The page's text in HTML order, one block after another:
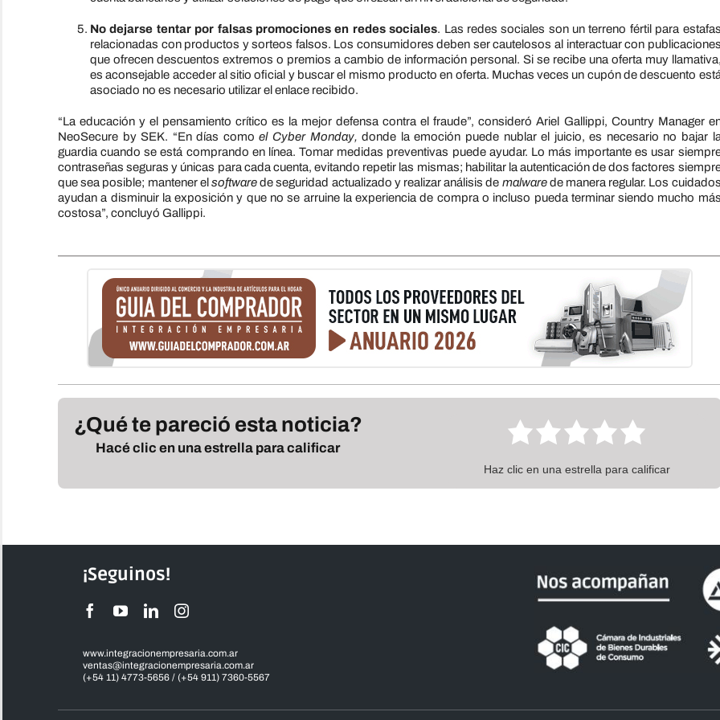
No dejarse tentar por falsas promociones en redes sociales. Las redes sociales son un terreno fértil para estafas
relacionadas con productos y sorteos falsos. Los consumidores deben ser cautelosos al interactuar con publicaciones
que ofrecen descuentos extremos o premios a cambio de información personal. Si se recibe una oferta muy llamativa,
es aconsejable acceder al sitio oficial y buscar el mismo producto en oferta. Muchas veces un cupón de descuento está
asociado no es necesario utilizar el enlace recibido.
“La educación y el pensamiento crítico es la mejor defensa contra el fraude”, consideró Ariel Gallippi, Country Manager
NeoSecure by SEK. “En días comoel Cyber Monday, donde la emoción puede nublar el juicio, es necesario no bajar la
guardia cuando se está comprando en línea. Tomar medidas preventivas puede ayudar. Lo más importante es usar
contraseñas seguras y únicas para cada cuenta, evitando repetir las mismas; habilitar la autenticación de dos factores
que sea posible; mantener el softwarede seguridad actualizado y realizar análisis de malwarede manera regular. Los cuidados
ayudan a disminuir la exposición y que no se arruine la experiencia de compra o incluso pueda terminar siendo mucho más
costosa”, concluyó Gallippi.
¿Qué te pareció esta noticia?
Hacé clic en una estrella para calificar
Haz clic en una estrella para calificar
¡Seguinos!
www.integracionempresaria.com.ar
ventas@integracionempresaria.com.ar
(+54 11) 4773-5656 / (+54 911) 7360-5567